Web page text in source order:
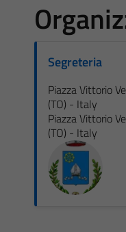
Segreteria
Piazza Vittorio
(TO) - Italy
Piazza Vittorio
(TO) - Italy